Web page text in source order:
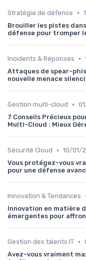
Stratégie de défense •
Brouiller les pistes
défense pour tromper
Incidents & Réponses •
Attaques de spear-
nouvelle menace
Gestion multi-cloud •
7 Conseils Précieux
Multi-Cloud : Mieux
Sécurité Cloud • 10/01/
Vous protégez-vous
pour une défense
Innovation & Tendances
Innovation en matière
émergentes pour
Gestion des talents IT •
Avez-vous vraiment